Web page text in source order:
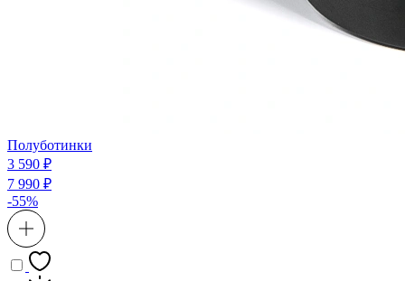
Полуботинки
3 590 ₽
7 990 ₽
-55%